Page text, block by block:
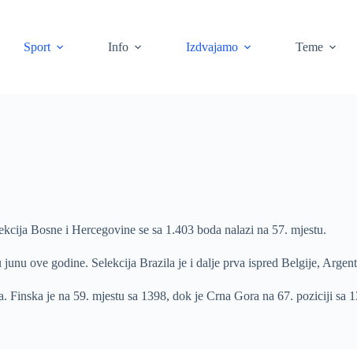
Sport Info Izdvajamo Teme
Bosne i Hercegovine se sa 1.403 boda nalazi na 57. mjestu.
ove godine. Selekcija Brazila je i dalje prva ispred Belgije,
je na 59. mjestu sa 1398, dok je Crna Gora na 67. poziciji sa